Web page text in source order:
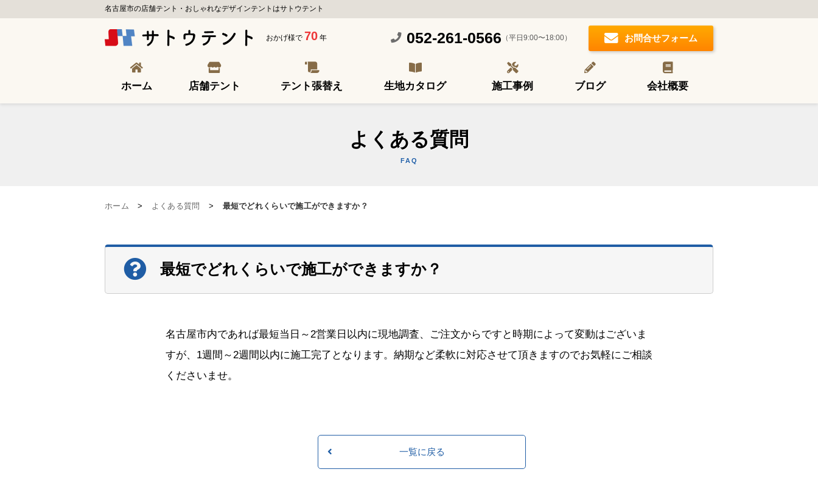
名古屋市の店舗テント・おしゃれなデザインテントはサトウテント
おかげ様で 70 年 052-261-0566 （平日9:00〜18:00） お問合せフォーム
ホーム 店舗テント テント張替え 生地カタログ 施工事例 ブログ 会社概要
よくある質問
FAQ
ホーム > よくある質問 > 最短でどれくらいで施工ができますか？
最短でどれくらいで施工ができますか？
名古屋市内であれば最短当日～2営業日以内に現地調査、ご注文からですと時期によって変動はございま
すが、1週間～2週間以内に施工完了となります。納期など柔軟に対応させて頂きますのでお気軽にご相談
くださいませ。
一覧に戻る